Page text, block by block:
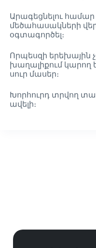
Արագեցնելու համար
մեծահասակների
օգտագործել։
Որպեսզի երեխային
խաղալիքում կարող
սուր մասեր։
Խորհուրդ տրվող
ավելի։